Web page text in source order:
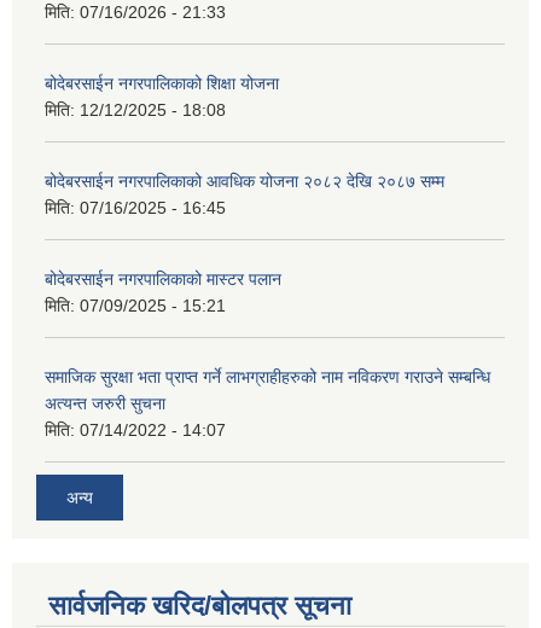
मिति: 07/16/2026 - 21:33
बोदेबरसाईन नगरपालिकाको शिक्षा योजना
मिति: 12/12/2025 - 18:08
बोदेबरसाईन नगरपालिकाको आवधिक योजना २०८२ देखि २०८७ सम्म
मिति: 07/16/2025 - 16:45
बोदेबरसाईन नगरपालिकाको मास्टर पलान
मिति: 07/09/2025 - 15:21
समाजिक सुरक्षा भता प्राप्त गर्ने लाभग्राहीहरुको नाम नविकरण गराउने सम्बन्धि
अत्यन्त जरुरी सुचना
मिति: 07/14/2022 - 14:07
अन्य
सार्वजनिक खरिद/बोलपत्र सूचना